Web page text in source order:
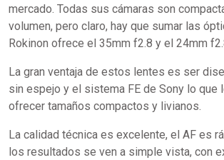
mercado. Todas sus cámaras son
volumen, pero claro, hay que sumar las
Rokinon ofrece el 35mm f2.8 y el 24mm
La gran ventaja de estos lentes es ser
sin espejo y el sistema FE de Sony lo que
ofrecer tamaños compactos y livianos.
La calidad técnica es excelente, el AF es
los resultados se ven a simple vista, con